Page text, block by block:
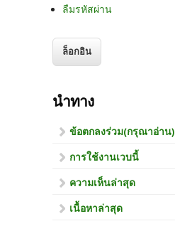
ลืมรหัสผ่าน
นำทาง
ข้อตกลงร่วม(กรุณาอ่าน)
การใช้งานเวบนี้
ความเห็นล่าสุด
เนื้อหาล่าสุด